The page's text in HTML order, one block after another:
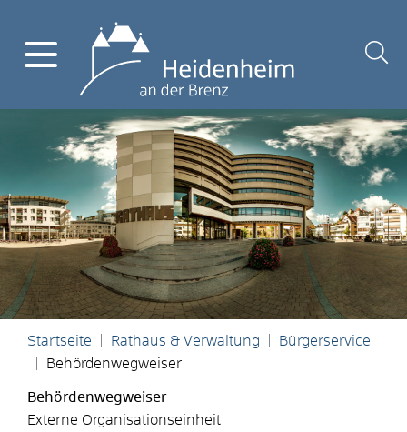
Startseite Rathaus & Verwaltung
Bürgerservice
Behördenwegweiser
Behördenwegweiser
Externe Organisationseinheit